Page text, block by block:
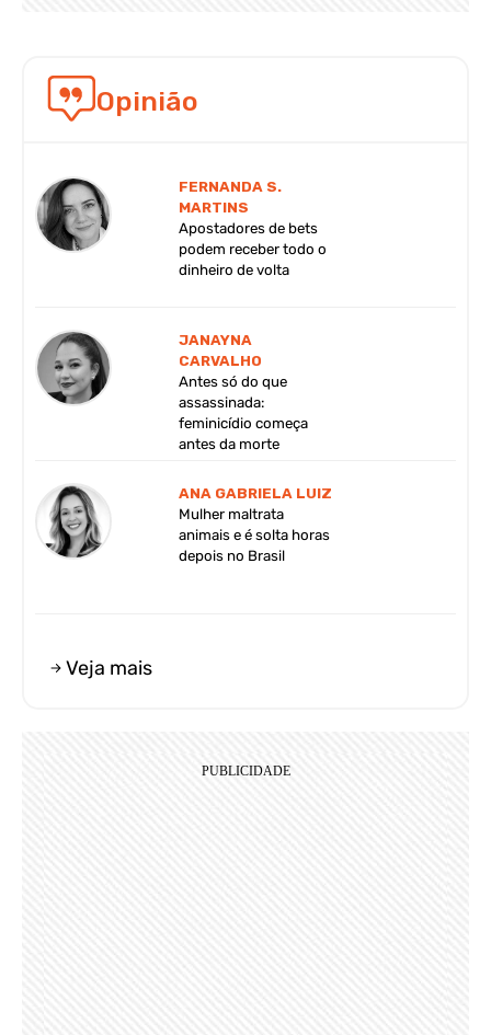
Opinião
FERNANDA S.
MARTINS
Apostadores de bets
podem receber todo o
dinheiro de volta
JANAYNA
CARVALHO
Antes só do que
assassinada:
feminicídio começa
antes da morte
ANA GABRIELA LUIZ
Mulher maltrata
animais e é solta horas
depois no Brasil
Veja mais